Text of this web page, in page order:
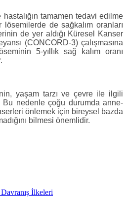
tamamen tedavi edilme
de sağkalım oranları
de yer aldığı Küresel Kanser
(CONCORD-3) çalışmasına
5-yıllık sağ kalım oranı
yaşam tarzı ve çevre ile ilgili
Bu nedenle çoğu durumda anne-
önlemek için bireysel bazda
bilmesi önemlidir.
İlkeleri